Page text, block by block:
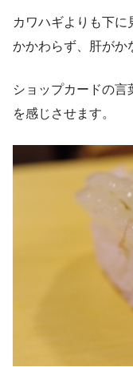
カワハギよりも下に
かかわらず、肝がか
ショップカードの言
を感じさせます。